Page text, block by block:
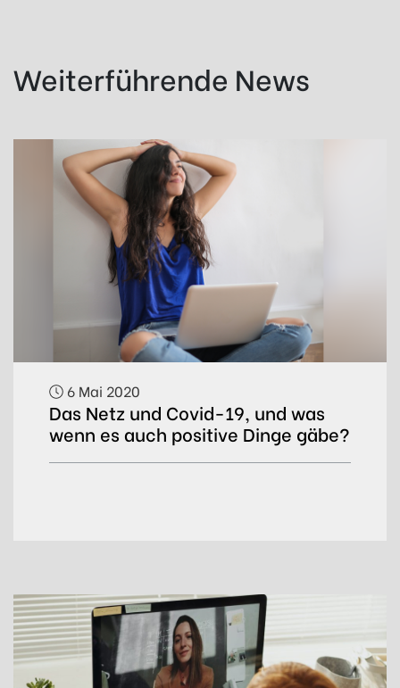
Weiterführende News
6 Mai 2020
Das Netz und Covid-19, und was
wenn es auch positive Dinge gäbe?